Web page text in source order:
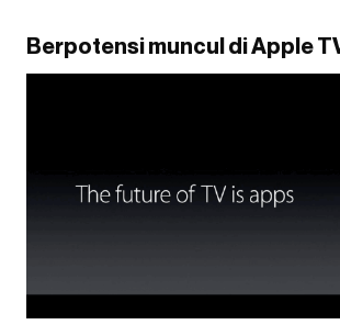
Berpotensi muncul di Apple